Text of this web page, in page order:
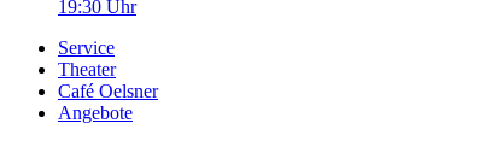
19:30 Uhr
Service
Theater
Café Oelsner
Angebote